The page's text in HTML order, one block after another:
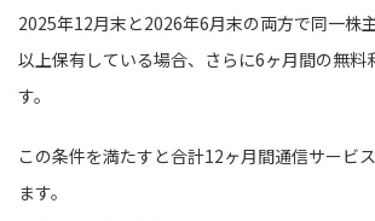
2025年12月末と2026年6月末の両方で同一株
以上保有している場合、さらに6ヶ月間の無料
す。
この条件を満たすと合計12ヶ月間通信サービ
ます。